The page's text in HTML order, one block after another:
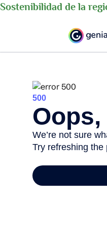
Sostenibilidad de la